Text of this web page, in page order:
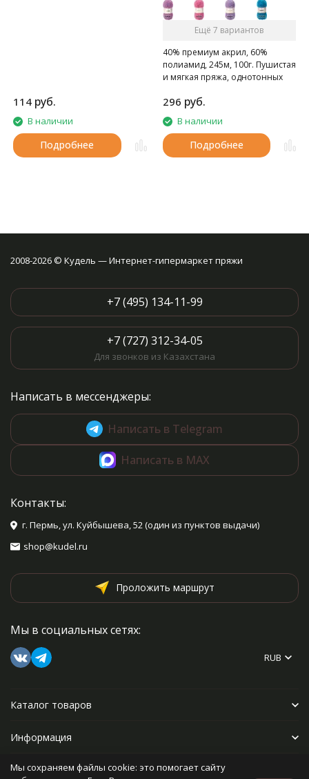
114 руб.
В наличии
Подробнее
Ещё 7 вариантов
40% премиум акрил, 60%
полиамид, 245м, 100г. Пушистая
и мягкая пряжа, однотонных
296 руб.
В наличии
Подробнее
2008-2026 © Кудель — Интернет-гипермаркет пряжи
+7 (495) 134-11-99
+7 (727) 312-34-05
Для звонков из Казахстана
Написать в мессенджеры:
Написать в Telegram
Написать в MAX
Контакты:
г. Пермь, ул. Куйбышева, 52 (один из пунктов выдачи)
shop@kudel.ru
Проложить маршрут
Мы в социальных сетях:
RUB
Каталог товаров
Информация
Прочее
Мы сохраняем файлы cookie: это помогает сайту